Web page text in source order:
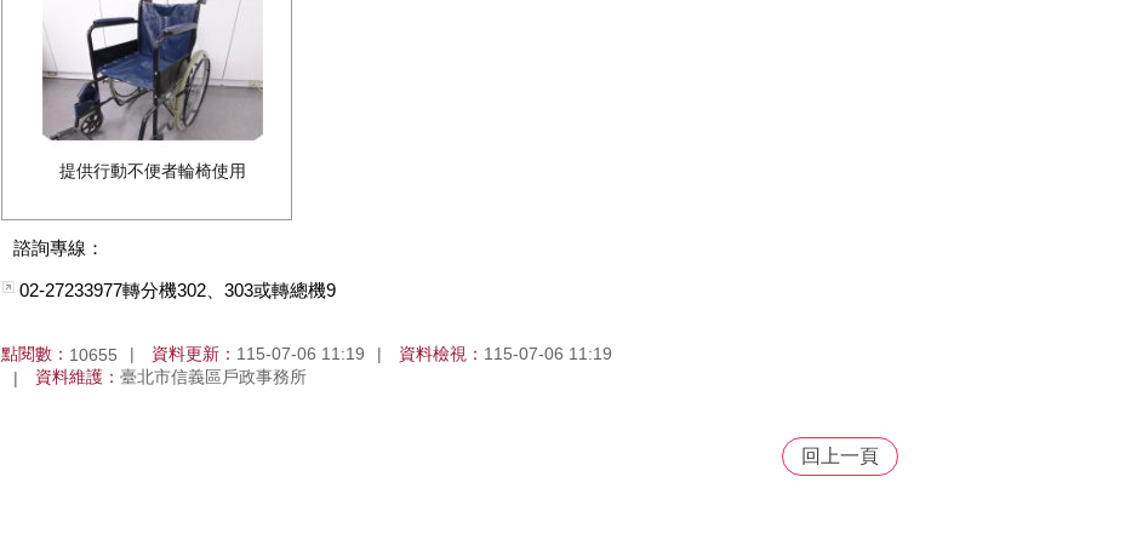
提供行動不便者輪椅使用
諮詢專線：
02-27233977轉分機302、303或轉總機9
點閱數： 10655 資料更新： 115-07-06 11:19 資料檢視： 115-07-06 11:19
資料維護： 臺北市信義區戶政事務所
回上一頁